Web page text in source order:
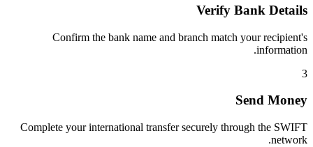
Verify Bank Details
Confirm the bank name and branch match your recipient's
information.
3
Send Money
Complete your international transfer securely through the SWIFT
network.